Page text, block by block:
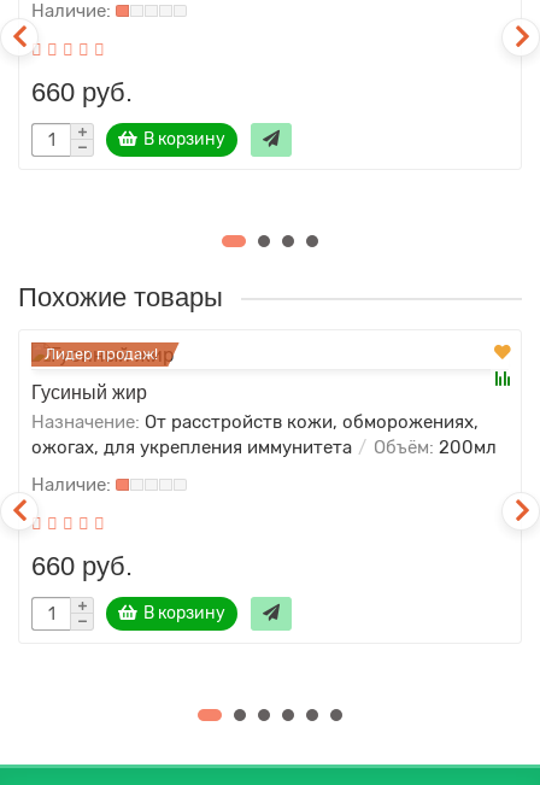
660 руб.
В корзину
Похожие товары
Лидер продаж!
Гусиный жир
Назначение: От расстройств кожи, обморожениях,
ожогах, для укрепления иммунитета
Объём: 200мл
660 руб.
В корзину